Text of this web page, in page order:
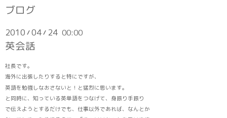
ブログ
2010 /04/ 24 00:00
英会話
社長です。
海外に出張したりすると特にですが、
英語を勉強しなおさないと！と猛烈に思います。
と同時に、知っている英単語をつなげて、身振り手振り
で伝えようとするだけでも、仕事以外であれば、なんとか